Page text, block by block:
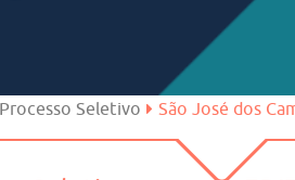
São José dos Campos
Processo Seletivo São José dos